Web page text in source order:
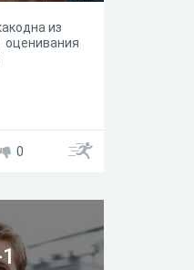
из
оценивания
0